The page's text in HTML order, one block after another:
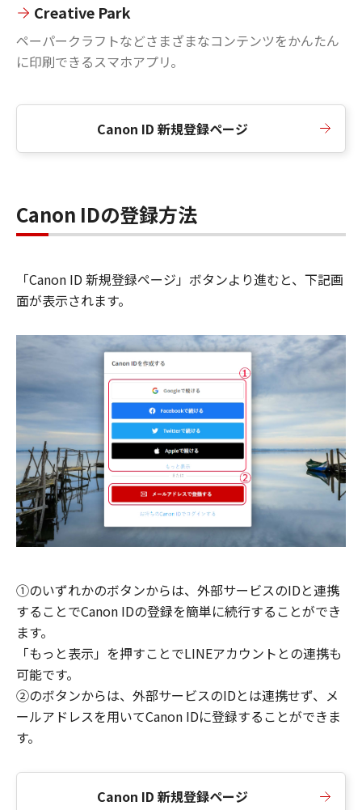
Creative Park
ペーパークラフトなどさまざまなコンテンツをかんたん
に印刷できるスマホアプリ。
Canon ID 新規登録ページ
Canon IDの登録方法
「Canon ID 新規登録ページ」ボタンより進むと、下記画
面が表示されます。
①のいずれかのボタンからは、外部サービスのIDと連携
することでCanon IDの登録を簡単に続行することができ
ます。
「もっと表示」を押すことでLINEアカウントとの連携も
可能です。
②のボタンからは、外部サービスのIDとは連携せず、メ
ールアドレスを用いてCanon IDに登録することができま
す。
Canon ID 新規登録ページ